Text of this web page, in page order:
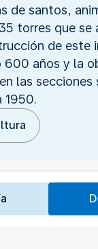
de santos,
torres que se
de este
años y la
las secciones
1950.